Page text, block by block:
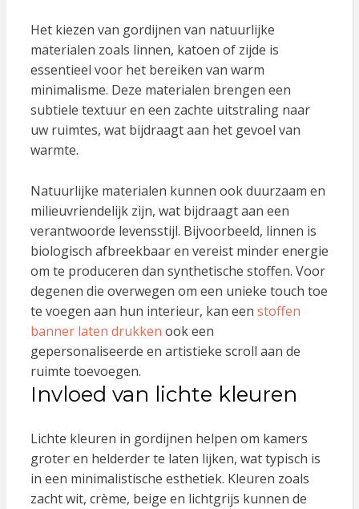
Het kiezen van gordijnen van natuurlijke
materialen zoals linnen, katoen of zijde is
essentieel voor het bereiken van warm
minimalisme. Deze materialen brengen een
subtiele textuur en een zachte uitstraling naar
uw ruimtes, wat bijdraagt aan het gevoel van
warmte.
Natuurlijke materialen kunnen ook duurzaam en
milieuvriendelijk zijn, wat bijdraagt aan een
verantwoorde levensstijl. Bijvoorbeeld, linnen is
biologisch afbreekbaar en vereist minder energie
om te produceren dan synthetische stoffen. Voor
degenen die overwegen om een unieke touch toe
te voegen aan hun interieur, kan een stoffen
banner laten drukken ook een
gepersonaliseerde en artistieke scroll aan de
ruimte toevoegen.
Invloed van lichte kleuren
Lichte kleuren in gordijnen helpen om kamers
groter en helderder te laten lijken, wat typisch is
in een minimalistische esthetiek. Kleuren zoals
zacht wit, crème, beige en lichtgrijs kunnen de